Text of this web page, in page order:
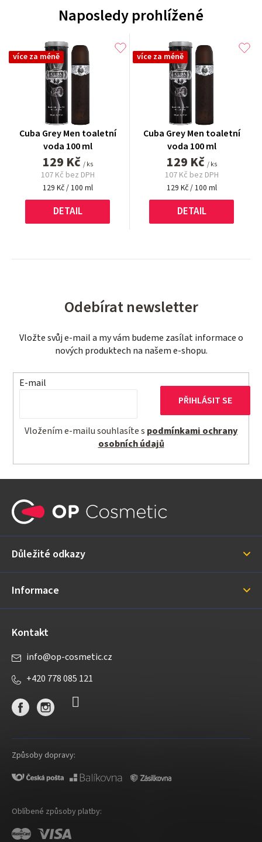
Naposledy prohlížené
více za méně
Cuba Grey Men toaletní
voda 100 ml
129 Kč / ks
107 Kč bez DPH
Měrná
129 Kč / 100 ml
DETAIL
více za méně
Cuba Grey Men toaletní
voda 100 ml
129 Kč / ks
107 Kč bez DPH
Měrná
129 Kč / 100 ml
DETAIL
Odebírat newsletter
Vložte svůj e-mail a my vám budeme zasílat informace o
nových produktech na našem e-shopu.
E-mail
Vložením e-mailu souhlasíte s podmínkami ochrany
osobních údajů
PŘIHLÁSIT SE
a
í
Důležité odkazy
Informace
Kontakt
info@op-cosmetic.cz
+420 778 085 121
Způsoby dopravy:
Oblíbené způsoby platby: